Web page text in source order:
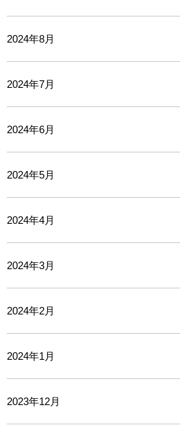
2024年8月
2024年7月
2024年6月
2024年5月
2024年4月
2024年3月
2024年2月
2024年1月
2023年12月